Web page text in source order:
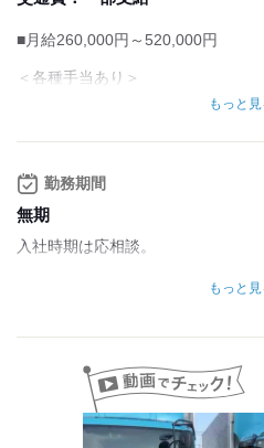
■月給260,000円～520,000円
＜各種手当あり＞
■燃料手当
■住宅手当
■家族手当
＜研修あり＞
月給29万円以上を稼ぐ方が多く活
昨年、未経験で入社した方は
月給37万円程度の収入となってい
もっと見
勤務期間
無期
入社時期は応相談。
数か月先のご入社も可能ですので、
もっと見